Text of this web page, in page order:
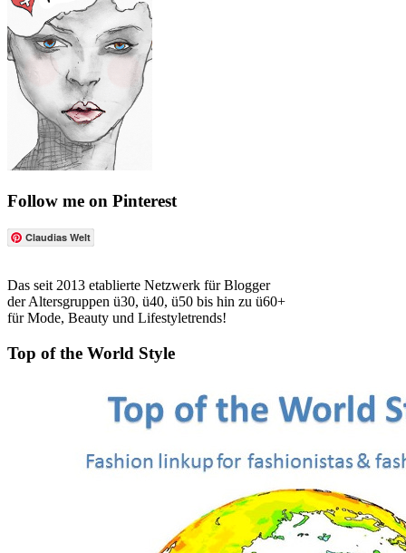
Follow me on Pinterest
Claudias Welt
Das seit 2013 etablierte Netzwerk für Blogger
der Altersgruppen ü30, ü40, ü50 bis hin zu ü60+
für Mode, Beauty und Lifestyletrends!
Top of the World Style